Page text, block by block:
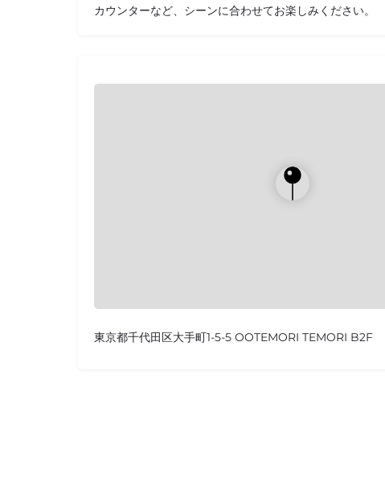
カウンターなど、シーンに合わせてお楽しみください。
東京都千代田区大手町1-5-5 OOTEMORI TEMORI B2F